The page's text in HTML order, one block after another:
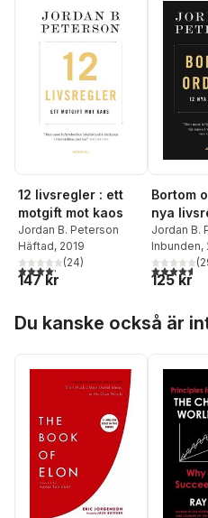
12 livsregler : ett
motgift mot kaos
Jordan B. Peterson
Häftad, 2019
4,2utav 5 stjärnor. Totalt antal
(24)
147 kr
Bortom
nya
Jordan B.
Inbunden,
4,6utav 5(
125 kr
Du kanske också är